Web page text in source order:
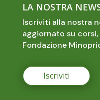
LA NOSTRA
Iscriviti alla nostra
aggiornato su
Fondazione
Iscriviti